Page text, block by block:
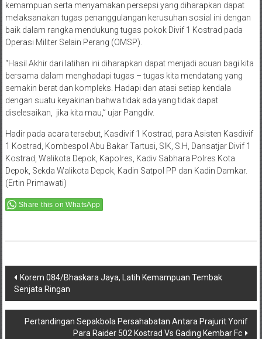
kemampuan serta menyamakan persepsi yang diharapkan dapat
melaksanakan tugas penanggulangan kerusuhan sosial ini dengan
baik dalam rangka mendukung tugas pokok Divif 1 Kostrad pada
Operasi Militer Selain Perang (OMSP).
“Hasil Akhir dari latihan ini diharapkan dapat menjadi acuan bagi kita
bersama dalam menghadapi tugas – tugas kita mendatang yang
semakin berat dan kompleks. Hadapi dan atasi setiap kendala
dengan suatu keyakinan bahwa tidak ada yang tidak dapat
diselesaikan, jika kita mau,” ujar Pangdiv.
Hadir pada acara tersebut, Kasdivif 1 Kostrad, para Asisten Kasdivif
1 Kostrad, Kombespol Abu Bakar Tartusi, SIK, S.H, Dansatjar Divif 1
Kostrad, Walikota Depok, Kapolres, Kadiv Sabhara Polres Kota
Depok, Sekda Walikota Depok, Kadin Satpol PP dan Kadin Damkar.
(Ertin Primawati)
Share this on WhatsApp
Post
navigation
Korem 084/Bhaskara Jaya, Latih Kemampuan Tembak
Senjata Ringan
Pertandingan Sepakbola Persahabatan Antara Prajurit Yonif
Para Raider 502 Kostrad Vs Gading Kembar Fc